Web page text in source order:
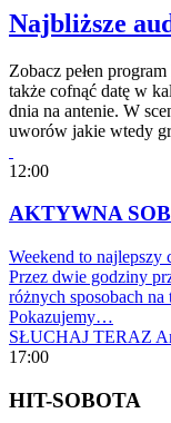
Najbliższe
Zobacz pełen
także cofnąć datę w
dnia na antenie. W
uworów jakie wtedy
12:00
AKTYWNA
Weekend to
Przez dwie godziny
różnych sposobach
Pokazujemy…
SŁUCHAJ TERAZ
17:00
HIT-SOBOTA